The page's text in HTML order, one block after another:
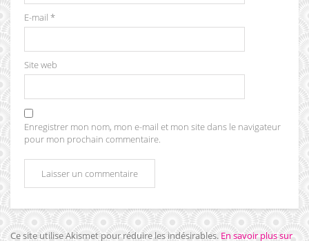
E-mail *
Site web
Enregistrer mon nom, mon e-mail et mon site dans le navigateur
pour mon prochain commentaire.
Ce site utilise Akismet pour réduire les indésirables. En savoir plus sur